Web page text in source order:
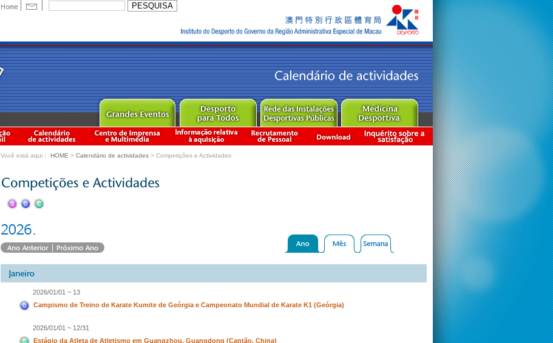
Você está aqui： HOME > Calendário de actividades > Competições e Actividades
2026/01/01 ~ 13
Campismo de Treino de Karate Kumite de Geórgia e Campeonato Mundial de Karate K1 (Geórgia)
2026/01/01 ~ 12/31
Estágio da Atleta de Atletismo em Guangzhou, Guangdong (Cantão, China)